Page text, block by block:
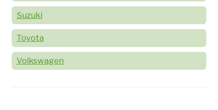
Suzuki
Toyota
Volkswagen